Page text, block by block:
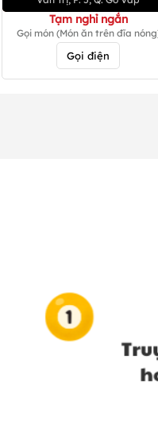
Tạm nghỉ ngắn
Gọi món (Món ăn trên đĩa
Gọi điện